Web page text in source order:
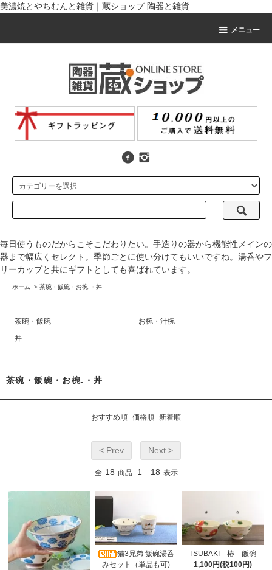
美濃焼とやちむんと雑貨｜蔵ショップ 陶器と雑貨
メニュー
毎日使うものだからこそこだわりたい。手造りの器から機能性メインの
器まで幅広くセレクト。季節ごとに使い分けてもいいですね。湯呑やフ
リーカップと共にギフトとしても喜ばれています。
ホーム > 茶碗・飯碗・お椀.・丼
茶碗・飯碗
お椀・汁椀
丼
茶碗・飯碗・お椀.・丼
おすすめ順 価格順 新着順
< Prev Next >
全 18 商品 1 - 18 表示
猫3兄弟 飯碗湯呑
みセット（単品も可)
TSUBAKI 椿 飯碗
1,100円(税100円)